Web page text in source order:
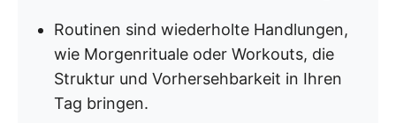
Routinen sind wiederholte Handlungen,
wie Morgenrituale oder Workouts, die
Struktur und Vorhersehbarkeit in Ihren
Tag bringen.